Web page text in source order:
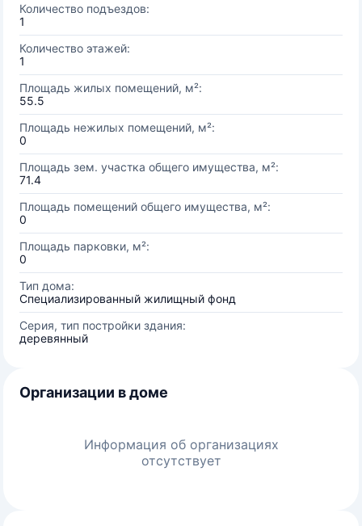
Количество подъездов:
1
Количество этажей:
1
Площадь жилых помещений, м²:
55.5
Площадь нежилых помещений, м²:
0
Площадь зем. участка общего имущества, м²:
71.4
Площадь помещений общего имущества, м²:
0
Площадь парковки, м²:
0
Тип дома:
Специализированный жилищный фонд
Серия, тип постройки здания:
деревянный
Организации в доме
Информация об организациях
отсутствует